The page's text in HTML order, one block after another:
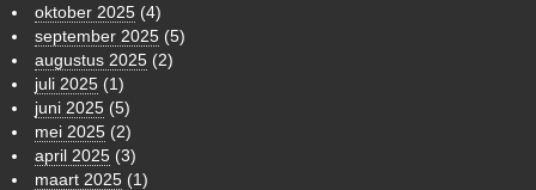
oktober 2025 (4)
september 2025 (5)
augustus 2025 (2)
juli 2025 (1)
juni 2025 (5)
mei 2025 (2)
april 2025 (3)
maart 2025 (1)